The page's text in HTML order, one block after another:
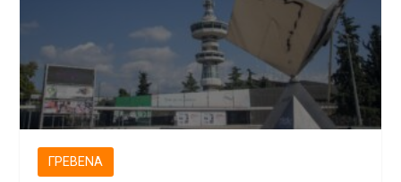
ΓΡΕΒΕΝΆ